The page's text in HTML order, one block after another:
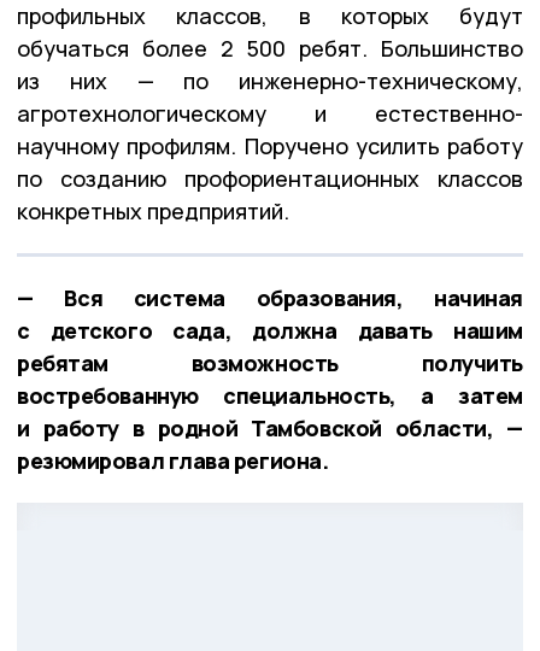
профильных классов, в которых будут
обучаться более 2 500 ребят. Большинство
из них — по инженерно-техническому,
агротехнологическому и естественно-
научному профилям. Поручено усилить работу
по созданию профориентационных классов
конкретных предприятий.
— Вся система образования, начиная
с детского сада, должна давать нашим
ребятам возможность получить
востребованную специальность, а затем
и работу в родной Тамбовской области, —
резюмировал глава региона.